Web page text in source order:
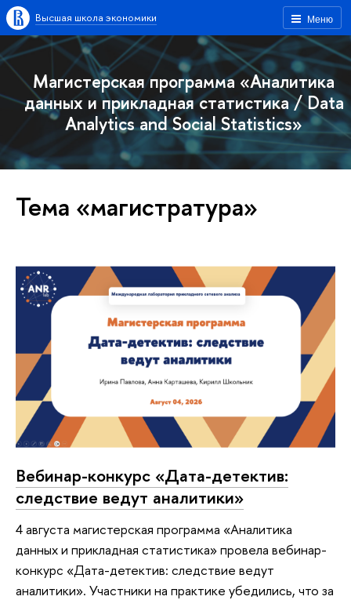
Меню
Высшая школа экономики
Магистерская программа «Аналитика
данных и прикладная статистика / Data
Analytics and Social Statistics»
Тема «магистратура»
Вебинар-конкурс «Дата-детектив:
следствие ведут аналитики»
4 августа магистерская программа «Аналитика
данных и прикладная статистика» провела вебинар-
конкурс «Дата-детектив: следствие ведут
аналитики». Участники на практике убедились, что за